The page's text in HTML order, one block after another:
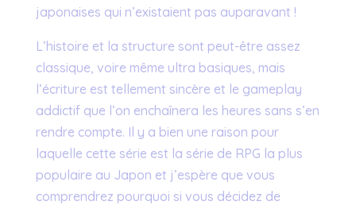
japonaises qui n’existaient pas auparavant !
L’histoire et la structure sont peut-être assez
classique, voire même ultra basiques, mais
l’écriture est tellement sincère et le gameplay
addictif que l’on enchaînera les heures sans s’en
rendre compte. Il y a bien une raison pour
laquelle cette série est la série de RPG la plus
populaire au Japon et j’espère que vous
comprendrez pourquoi si vous décidez de